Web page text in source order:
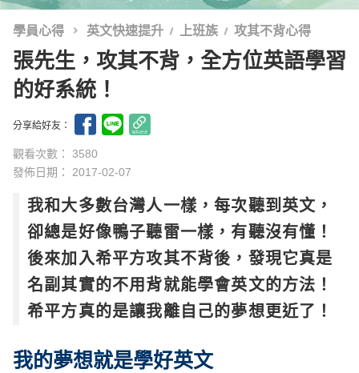
學員心得 英文快速提升 上班族 攻其不背心得
張先生，攻其不背，全方位英語學習
的好系統！
分享給好友：
觀看次數： 3580
發佈日期： 2017-02-07
我和大多數台灣人一樣，每次聽到英文，
卻總是好像鴨子聽雷一樣，有聽沒有懂！
後來加入希平方攻其不背後，發現它真是
名副其實的不用背就能學會英文的方法！
希平方真的是讓我離自己的夢想更近了！
我的夢想就是學好英文